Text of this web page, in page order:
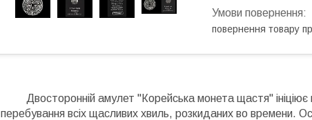
повернення товару
Двосторонній амулет "Корейська монета щастя" ініціює
перебування всіх щасливих хвиль, розкиданих во времени.